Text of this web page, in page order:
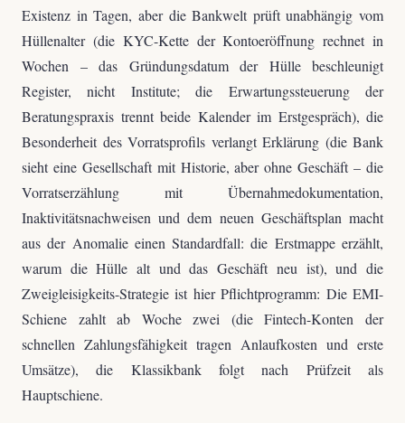
Existenz in Tagen, aber die Bankwelt prüft unabhängig vom
Hüllenalter (die KYC-Kette der Kontoeröffnung rechnet in
Wochen – das Gründungsdatum der Hülle beschleunigt
Register, nicht Institute; die Erwartungssteuerung der
Beratungspraxis trennt beide Kalender im Erstgespräch), die
Besonderheit des Vorratsprofils verlangt Erklärung (die Bank
sieht eine Gesellschaft mit Historie, aber ohne Geschäft – die
Vorratserzählung mit Übernahmedokumentation,
Inaktivitätsnachweisen und dem neuen Geschäftsplan macht
aus der Anomalie einen Standardfall: die Erstmappe erzählt,
warum die Hülle alt und das Geschäft neu ist), und die
Zweigleisigkeits-Strategie ist hier Pflichtprogramm: Die EMI-
Schiene zahlt ab Woche zwei (die Fintech-Konten der
schnellen Zahlungsfähigkeit tragen Anlaufkosten und erste
Umsätze), die Klassikbank folgt nach Prüfzeit als
Hauptschiene.